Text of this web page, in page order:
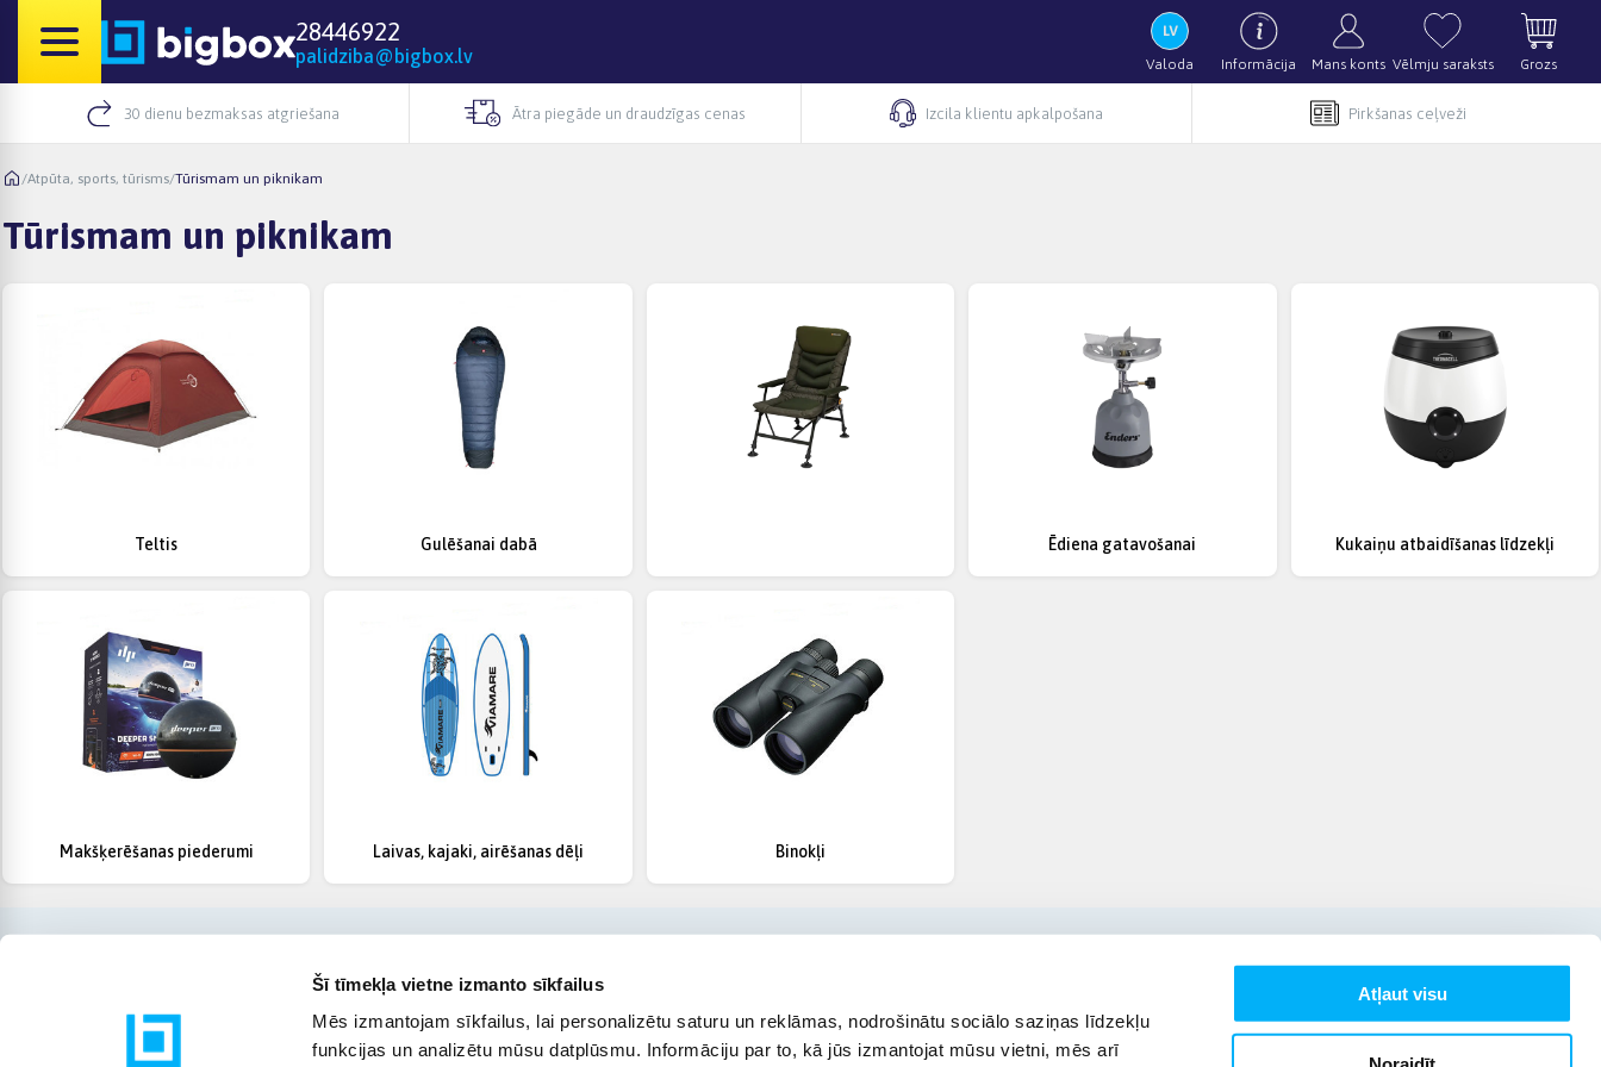
Šī tīmekļa vietne izmanto sīkfailus
Mēs izmantojam sīkfailus, lai personalizētu saturu un reklāmas, nodrošinātu sociālo saziņas līdzekļu
funkcijas un analizētu mūsu datplūsmu. Informāciju par to, kā jūs izmantojat mūsu vietni, mēs arī
Atļaut visu
28446922
palidziba@bigbox.lv Valoda Informācija Mans konts Vēlmju saraksts Grozs
30 dienu bezmaksas atgriešana Ātra piegāde un draudzīgas cenas Izcila klientu apkalpošana Pirkšanas ceļveži
/Atpūta, sports, tūrisms/Tūrismam un piknikam
Tūrismam un piknikam
Teltis Gulēšanai dabā Ēdiena gatavošanai Kukaiņu atbaidīšanas līdzekļi
Makšķerēšanas piederumi Laivas, kajaki, airēšanas dēļi Binokļi